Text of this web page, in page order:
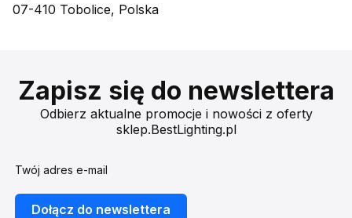
07-410 Tobolice, Polska
Zapisz się do newslettera
Odbierz aktualne promocje i nowości z oferty
sklep.BestLighting.pl
Twój adres e-mail
Dołącz do newslettera